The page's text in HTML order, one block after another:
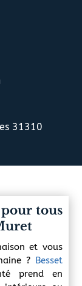
31310
tous
et vous
? Besset
prend en